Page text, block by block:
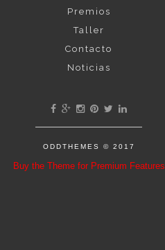
Premios
Taller
Contacto
Noticias
ODDTHEMES © 2017
Buy the Theme for Premium Features